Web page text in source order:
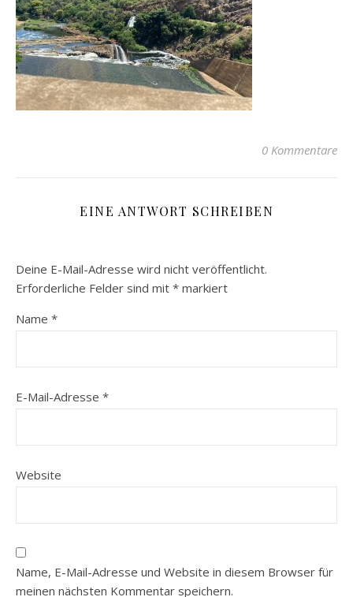
0 Kommentare
EINE ANTWORT SCHREIBEN
Deine E-Mail-Adresse wird nicht veröffentlicht.
Erforderliche Felder sind mit * markiert
Name *
E-Mail-Adresse *
Website
Name, E-Mail-Adresse und Website in diesem Browser für
meinen nächsten Kommentar speichern.